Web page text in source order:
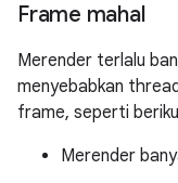
Frame mahal
Merender terlalu
menyebabkan
frame, seperti
Merender